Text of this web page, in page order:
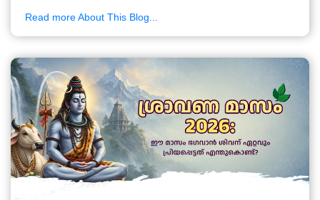
Read more About This Blog...